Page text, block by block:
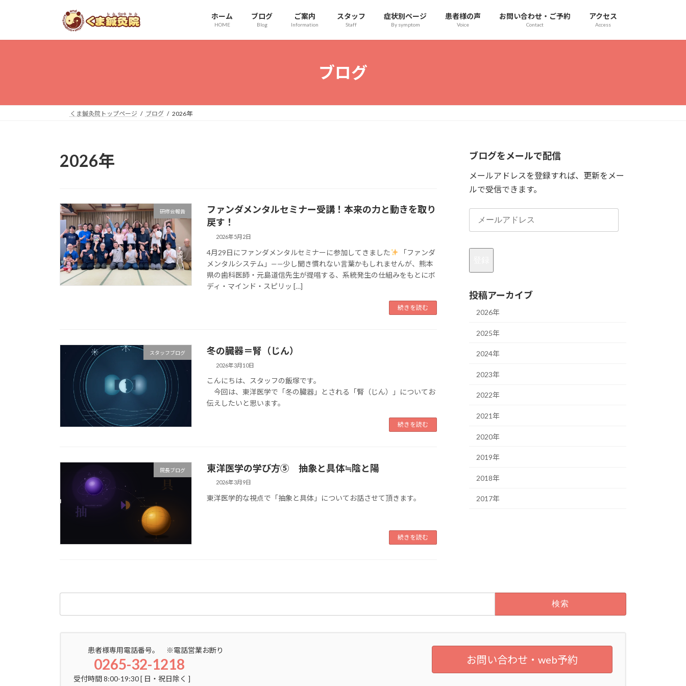
ン
ッ
ー
移
ホーム
HOME
ブログ
Blog
ご案内
Information
スタッフ
Staff
症状別ページ
By symptom
患者様の声
Voice
お問い合わせ・ご予約
Contact
アクセス
Access
ブログ
くま鍼灸院トップページ ブログ 2026年
2026年
研修会報告
ファンダメンタルセミナー受講！本来の力と動きを取り
戻す！
2026年5月2日
4月29日にファンダメンタルセミナーに参加してきました
「ファンダ
メンタルシステム」——少し聞き慣れない言葉かもしれませんが、熊本
県の歯科医師・元島道信先生が提唱する、系統発生の仕組みをもとにボ
ディ・マインド・スピリッ […]
続きを読む
スタッフブログ 冬の臓器＝腎（じん）
2026年3月10日
こんにちは、スタッフの飯塚です。
今回は、東洋医学で「冬の臓器」とされる「腎（じん）」についてお
伝えしたいと思います。
続きを読む
院長ブログ 東洋医学の学び方⑤ 抽象と具体≒陰と陽
2026年3月9日
東洋医学的な視点で「抽象と具体」についてお話させて頂きます。
続きを読む
ブログをメールで配信
メールアドレスを登録すれば、更新をメー
ルで受信できます。
ー
ド
ス
投稿アーカイブ
2026年
2025年
2024年
2023年
2022年
2021年
2020年
2019年
2018年
2017年
患者様専用電話番号。 ※電話営業お断り
0265-32-1218
受付時間 8:00-19:30 [ 日・祝日除く ]
お問い合わせ・web予約